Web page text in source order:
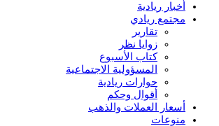
أخبار ريادية
مجتمع ريادي
تقارير
زوايا نظر
كتاب الأسبوع
المسؤولية الاجتماعية
حوارات ريادية
أقوال وحكم
أسعار العملات والذهب
منوعات